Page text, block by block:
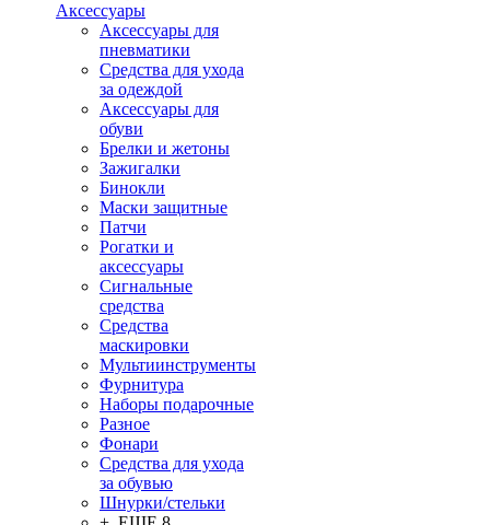
Аксессуары
Аксессуары для
пневматики
Средства для ухода
за одеждой
Аксессуары для
обуви
Брелки и жетоны
Зажигалки
Бинокли
Маски защитные
Патчи
Рогатки и
аксессуары
Сигнальные
средства
Средства
маскировки
Мультиинструменты
Фурнитура
Наборы подарочные
Разное
Фонари
Средства для ухода
за обувью
Шнурки/стельки